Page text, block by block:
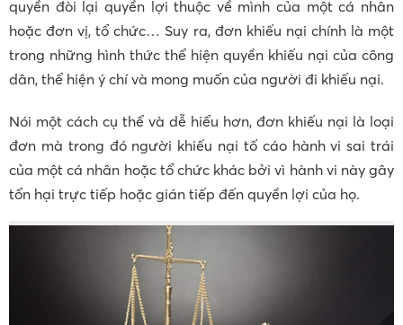
quyền đòi lại quyền lợi thuộc về mình của một cá nhân
hoặc đơn vị, tổ chức… Suy ra, đơn khiếu nại chính là một
trong những hình thức thể hiện quyền khiếu nại của công
dân, thể hiện ý chí và mong muốn của người đi khiếu nại.
Nói một cách cụ thể và dễ hiểu hơn, đơn khiếu nại là loại
đơn mà trong đó người khiếu nại tố cáo hành vi sai trái
của một cá nhân hoặc tổ chức khác bởi vì hành vi này gây
tổn hại trực tiếp hoặc gián tiếp đến quyền lợi của họ.